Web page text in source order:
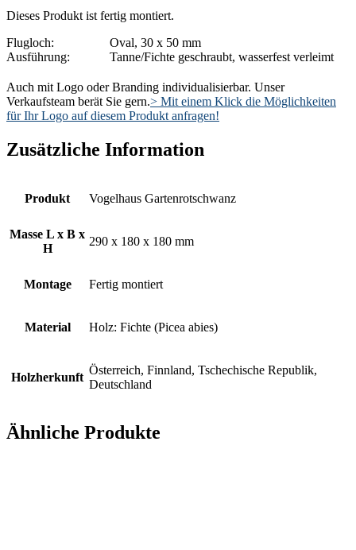
Dieses Produkt ist fertig montiert.
Flugloch:
Oval, 30 x 50 mm
Ausführung:
Tanne/Fichte geschraubt, wasserfest verleimt
Auch mit Logo oder Branding individualisierbar. Unser
Verkaufsteam berät Sie gern.> Mit einem Klick die Möglichkeiten
für Ihr Logo auf diesem Produkt anfragen!
Zusätzliche Information
Produkt Vogelhaus Gartenrotschwanz
Masse L x B x
H
290 x 180 x 180 mm
Montage Fertig montiert
Material Holz: Fichte (Picea abies)
Holzherkunft
Österreich, Finnland, Tschechische Republik,
Deutschland
Ähnliche Produkte